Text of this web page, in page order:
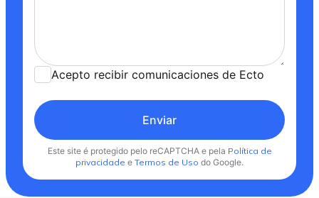
Acepto recibir comunicaciones de Ecto
Enviar
Este site é protegido pelo reCAPTCHA e pela Política de
privacidade e Termos de Uso do Google.